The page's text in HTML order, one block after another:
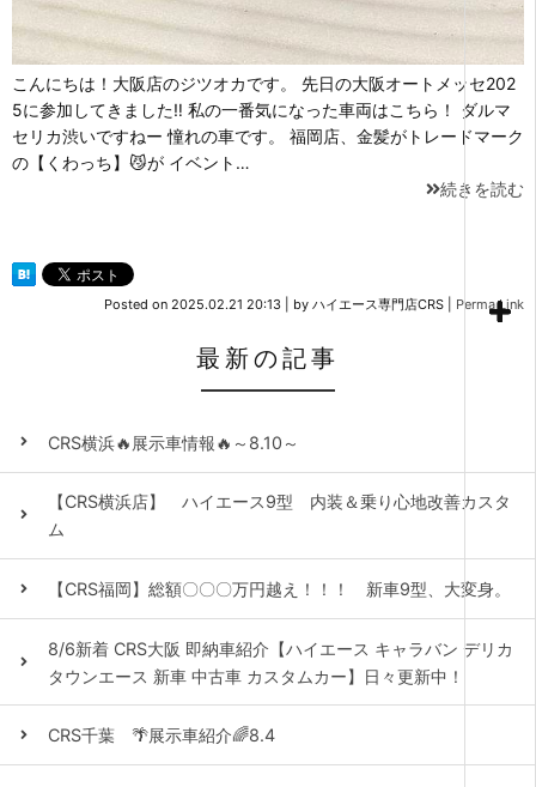
こんにちは！大阪店のジツオカです。 先日の大阪オートメッセ202
5に参加してきました‼ 私の一番気になった車両はこちら！ ダルマ
セリカ渋いですねー 憧れの車です。 福岡店、金髪がトレードマーク
の【くわっち】😼が イベント…
続きを読む
Posted on 2025.02.21 20:13 by ハイエース専門店CRS Perma Link
最新の記事
CRS横浜🔥展示車情報🔥～8.10～
【CRS横浜店】 ハイエース9型 内装＆乗り心地改善カスタ
ム
【CRS福岡】総額〇〇〇万円越え！！！ 新車9型、大変身。
8/6新着 CRS大阪 即納車紹介【ハイエース キャラバン デリカ
タウンエース 新車 中古車 カスタムカー】日々更新中！
CRS千葉 🌴展示車紹介🌈8.4